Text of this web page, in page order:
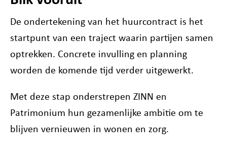
De ondertekening van het huurcontract is het
startpunt van een traject waarin partijen samen
optrekken. Concrete invulling en planning
worden de komende tijd verder uitgewerkt.
Met deze stap onderstrepen ZINN en
Patrimonium hun gezamenlijke ambitie om te
blijven vernieuwen in wonen en zorg.